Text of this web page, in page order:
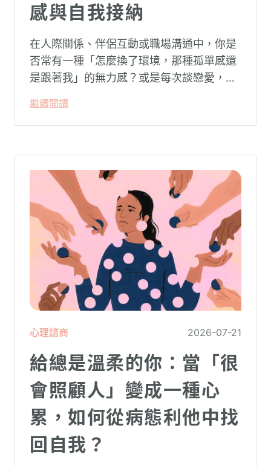
感與自我接納
在人際關係、伴侶互動或職場溝通中，你是
否常有一種「怎麼換了環境，那種孤單感還
是跟著我」的無力感？或是每次談戀愛，總
卻演變成兩敗俱傷？
繼續閱讀
心理諮商 2026-07-21
給總是溫柔的你：當「很
會照顧人」變成一種心
累，如何從病態利他中找
回自我？